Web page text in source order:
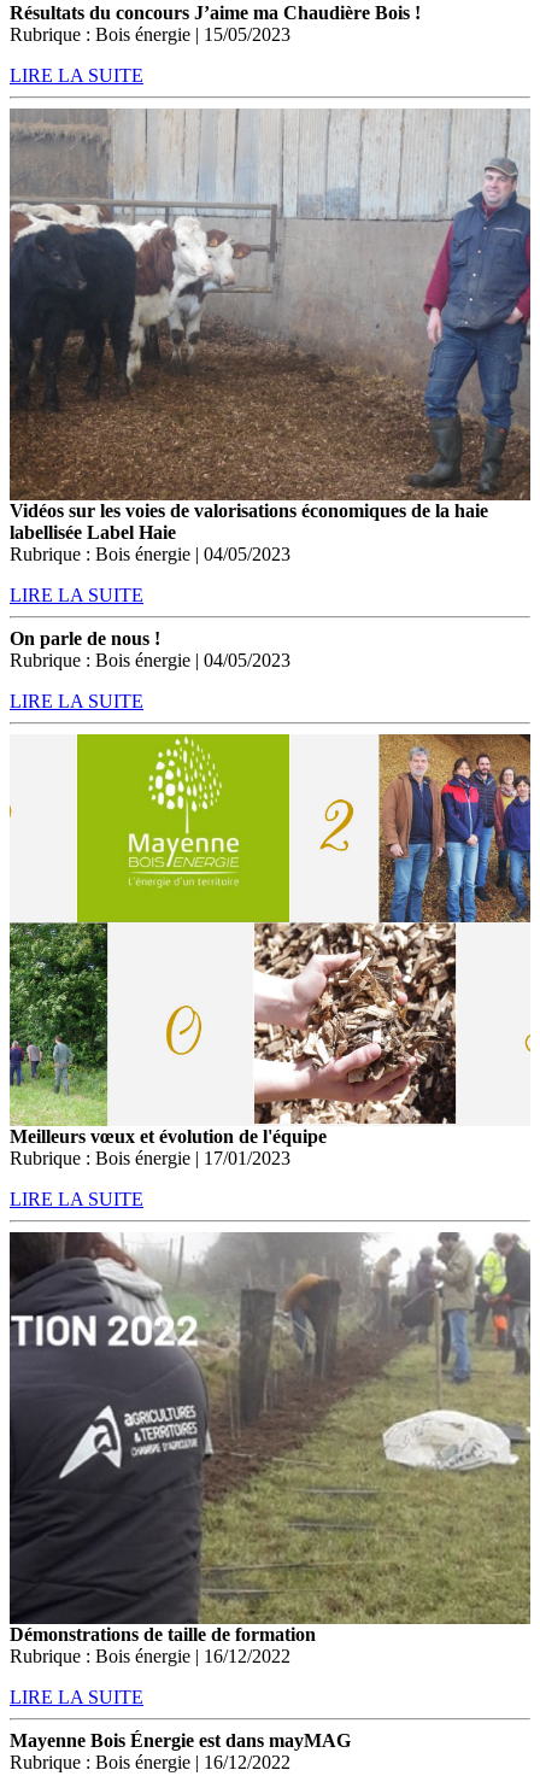
Résultats du concours J’aime ma Chaudière Bois !
Rubrique : Bois énergie | 15/05/2023
LIRE LA SUITE
Vidéos sur les voies de valorisations économiques de la haie
labellisée Label Haie
Rubrique : Bois énergie | 04/05/2023
LIRE LA SUITE
On parle de nous !
Rubrique : Bois énergie | 04/05/2023
LIRE LA SUITE
Meilleurs vœux et évolution de l'équipe
Rubrique : Bois énergie | 17/01/2023
LIRE LA SUITE
Démonstrations de taille de formation
Rubrique : Bois énergie | 16/12/2022
LIRE LA SUITE
Mayenne Bois Énergie est dans mayMAG
Rubrique : Bois énergie | 16/12/2022